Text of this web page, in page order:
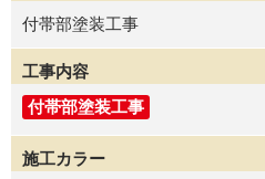
付帯部塗装工事
工事内容
付帯部塗装工事
施工カラー